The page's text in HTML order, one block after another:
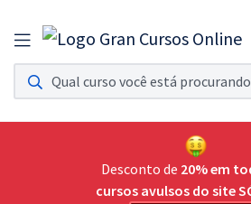
Assinatura Ilimitada 11
Acesso a todos os cursos. Teste grátis por 7 dias!
Assinatura OAB Até Passar
Acesso ilimitado a toda preparação para o Exame
Desconto de 20% em
cursos avulsos do site